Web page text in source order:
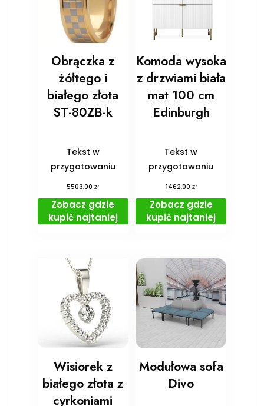
Obrączka z
żółtego i
białego złota
ST-80ZB-k
Tekst w
przygotowaniu
5503,00zł
Zobacz gdzie
kupić najtaniej
Komoda wysoka
z drzwiami biała
mat 100 cm
Edinburgh
Tekst w
przygotowaniu
1462,00 zł
Zobacz gdzie
kupić najtaniej
Wisiorek z
białego złota z
cyrkoniami
Modułowa sofa
Divo